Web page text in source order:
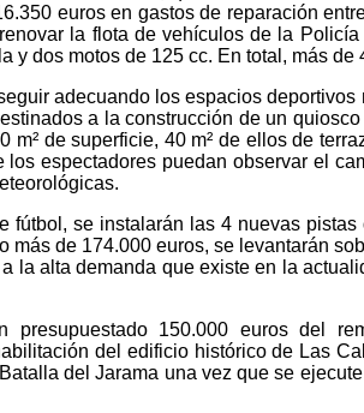
euros en gastos de reparación
la flota de vehículos de la
y dos motos de 125 cc. En total, más de
adecuando los espacios
a la construcción de un
m² de superficie, 40 m² de ellos de
los espectadores puedan observar el
fútbol, se instalarán las 4 nuevas
más de 174.000 euros, se levantarán
la alta demanda que existe en la
presupuestado 150.000 euros del
del edificio histórico de Las
del Jarama una vez que se